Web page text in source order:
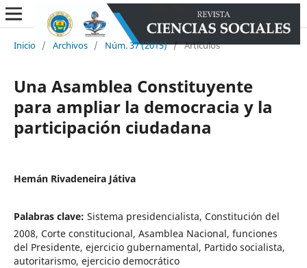
Inicio / Archivos / Núm. 37 (2015) / Artículos
Una Asamblea Constituyente
para ampliar la democracia y la
participación ciudadana
Hemán Rivadeneira Játiva
Palabras clave: Sistema presidencialista, Constitución del
2008, Corte constitucional, Asamblea Nacional, funciones
del Presidente, ejercicio gubernamental, Partido socialista,
autoritarismo, ejercicio democrático